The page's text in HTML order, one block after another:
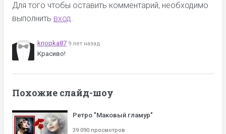
Для того чтобы оставить комментарий, необходимо
выполнить вход.
knopka87 9 лет назад
Красиво!
Похожие слайд-шоу
Ретро "Маковый гламур"
39 090 просмотров